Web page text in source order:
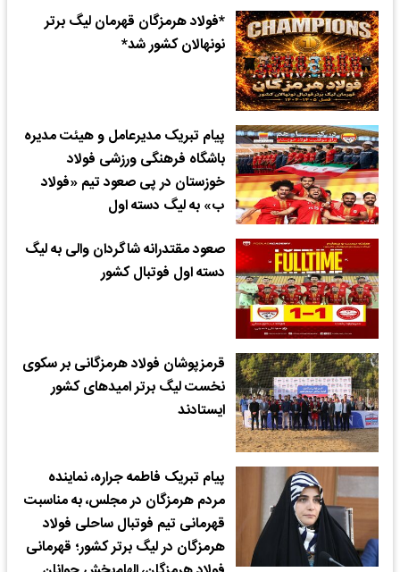
*فولاد هرمزگان قهرمان لیگ برتر
نونهالان کشور شد*
پیام تبریک مدیرعامل و هیئت مدیره
باشگاه فرهنگی ورزشی فولاد
خوزستان در پی صعود تیم «فولاد
ب» به لیگ دسته اول
صعود مقتدرانه شاگردان والی به لیگ
دسته اول فوتبال کشور
قرمزپوشان فولاد هرمزگانی بر سکوی
نخست لیگ برتر امیدهای کشور
ایستادند
پیام تبریک فاطمه جراره، نماینده
مردم هرمزگان در مجلس، به مناسبت
قهرمانی تیم فوتبال ساحلی فولاد
هرمزگان در لیگ برتر کشور؛ قهرمانی